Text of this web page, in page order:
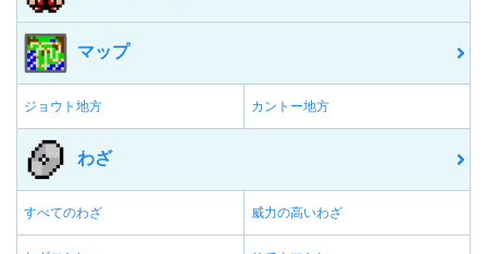
マップ
ジョウト地方 カントー地方
わざ
すべてのわざ 威力の高いわざ